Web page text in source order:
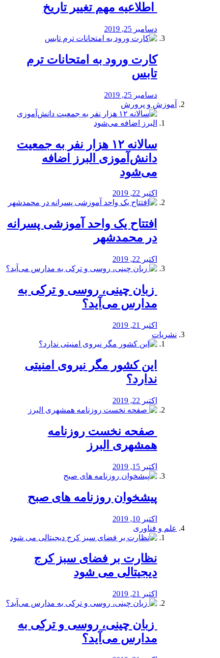
️ اطلاعیه مهم تغییر تاریخ
دسامبر 25, 2019
کارت ورود به امتحانات ترم
تابس
دسامبر 25, 2019
آموزش و پرورش
️سالانه ۱۲ هزار نفر به جمعیت
دانش‌آموزی البرز اضافه
می‌شود
اکتبر 22, 2019
افتتاح یک واحد آموزشی پسرانه
در محمدشهر
اکتبر 22, 2019
️ زبان چینی، روسی و ترکی به
مدارس می‌آید؟
اکتبر 21, 2019
نشریات
این کشور مگر نیروی امنیتی
ندارد؟
اکتبر 22, 2019
️ صفحه نخست روزنامه‌
همشهری البرز
اکتبر 15, 2019
پیشخوان روزنامه های صبح
اکتبر 10, 2019
علم و فناوری
نظارت بر فضای سبز کرج
دیجیتالی می شود
اکتبر 21, 2019
️ زبان چینی، روسی و ترکی به
مدارس می‌آید؟